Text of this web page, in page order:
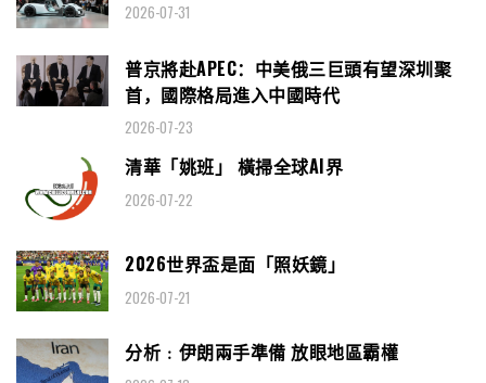
2026-07-31
普京將赴APEC：中美俄三巨頭有望深圳聚
首，國際格局進入中國時代
2026-07-23
清華「姚班」 橫掃全球AI界
2026-07-22
2026世界盃是面「照妖鏡」
2026-07-21
分析﹕伊朗兩手準備 放眼地區霸權